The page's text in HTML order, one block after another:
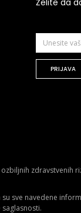
Želite da
PRIJAVA
zdravstvenih
sve navedene